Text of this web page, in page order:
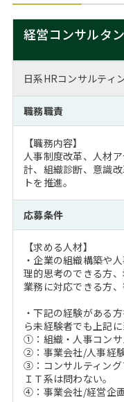
MBAの転職事例
MBAからのFAQ
MBA留学生数の推移
MBAを生かす求人特集
年齢と年収の相関図
外資系／面接攻略のコツ
キャリアに効く一冊
注目企業インタビュー
プロ経営者の特別セミナ
Career Talk Live
MBA NETWORKING
パブリシティ
ニュースリリース
経営コンサルタ
日系HRコンサルティ
職務職責
【職務内容】
人事制度改革、人材
計、組織診断、意識
トを推進。
応募条件
【求める人材】
・企業の組織構築や
理的思考のできる方
業務に対応できる方
・下記の経験がある
ら未経験者でも上記
①：組織・人事コン
②：事業会社/人事経
③：コンサルティング
ＩＴ系は問わない。
④：事業会社/経営企